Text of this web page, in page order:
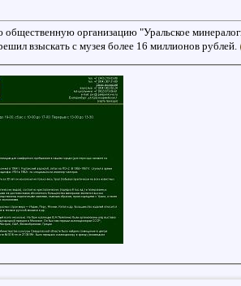
организацию "Уральское
взыскать с музея более 16 миллионов рублей.